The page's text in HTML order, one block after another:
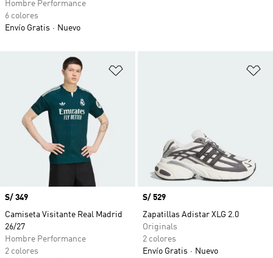
Precio
S/ 349
Camiseta Visitante Real Madrid
26/27
Hombre Performance
2 colores
Precio
S/ 529
Zapatillas Adistar XLG 2.0
Originals
2 colores
Envío Gratis
Nuevo
Hombre Performance
6 colores
Envío Gratis
Nuevo